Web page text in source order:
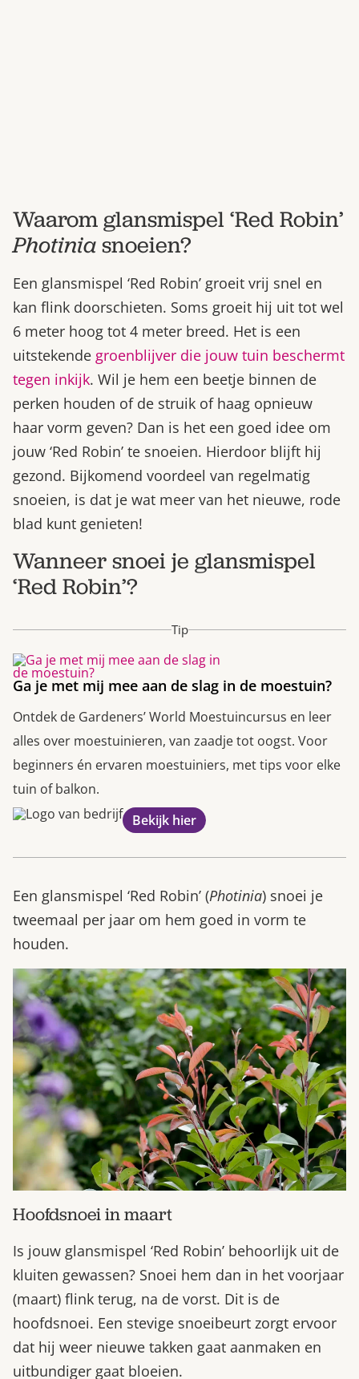
Waarom glansmispel ‘Red Robin’
Photiniasnoeien?
Een glansmispel ‘Red Robin’ groeit vrij snel en
kan flink doorschieten. Soms groeit hij uit tot wel
6 meter hoog tot 4 meter breed. Het is een
uitstekende groenblijver die jouw tuin beschermt
tegen inkijk. Wil je hem een beetje binnen de
perken houden of de struik of haag opnieuw
haar vorm geven? Dan is het een goed idee om
jouw ‘Red Robin’ te snoeien. Hierdoor blijft hij
gezond. Bijkomend voordeel van regelmatig
snoeien, is dat je wat meer van het nieuwe, rode
blad kunt genieten!
Wanneer snoei je glansmispel
‘Red Robin’?
Tip
Ga je met mij mee aan de slag in de moestuin?
Ontdek de Gardeners’ World Moestuincursus en leer
alles over moestuinieren, van zaadje tot oogst. Voor
beginners én ervaren moestuiniers, met tips voor elke
tuin of balkon.
Bekijk hier
Een glansmispel ‘Red Robin’ (Photinia) snoei je
tweemaal per jaar om hem goed in vorm te
houden.
Hoofdsnoei in maart
Is jouw glansmispel ‘Red Robin’ behoorlijk uit de
kluiten gewassen? Snoei hem dan in het voorjaar
(maart) flink terug, na de vorst. Dit is de
hoofdsnoei. Een stevige snoeibeurt zorgt ervoor
dat hij weer nieuwe takken gaat aanmaken en
uitbundiger gaat bloeien.